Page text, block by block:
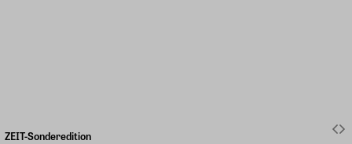
ZEIT-Sonderedition